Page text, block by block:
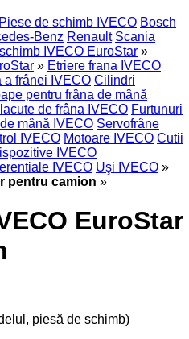
Piese de schimb IVECO Bosch
Benz Renault Scania
IVECO EuroStar »
» Etriere frana IVECO
a frânei IVECO Cilindri
pentru frâna de mână
de frâna IVECO Furtunuri
mână IVECO Servofrâne
IVECO Motoare IVECO Cutii
IVECO
IVECO Uşi IVECO »
pentru camion »
EuroStar
piesă de schimb)